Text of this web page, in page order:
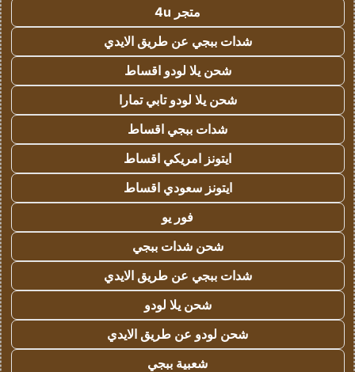
متجر 4u
شدات ببجي عن طريق الايدي
شحن يلا لودو اقساط
شحن يلا لودو تابي تمارا
شدات ببجي اقساط
ايتونز امريكي اقساط
ايتونز سعودي اقساط
فور يو
شحن شدات ببجي
شدات ببجي عن طريق الايدي
شحن يلا لودو
شحن لودو عن طريق الايدي
شعبية ببجي